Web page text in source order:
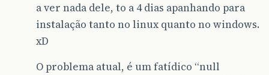
a ver nada dele, to a 4 dias apanhando para
instalação tanto no linux quanto no windows.
xD
O problema atual, é um fatídico “null